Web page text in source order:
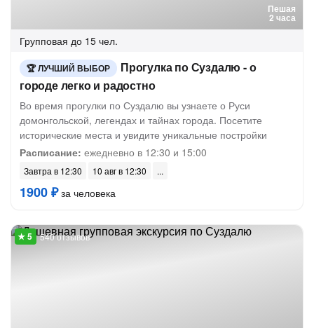
Пешая
2 часа
Групповая до 15 чел.
ЛУЧШИЙ ВЫБОР
Прогулка по Суздалю - о
городе легко и радостно
Во время прогулки по Суздалю вы узнаете о Руси
домонгольской, легендах и тайнах города. Посетите
исторические места и увидите уникальные постройки
Расписание: ежедневно в 12:30 и 15:00
Завтра в 12:30 10 авг в 12:30
1900 ₽за человека
540 отзывов